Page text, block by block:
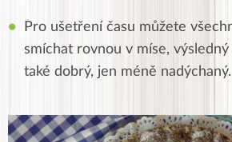
Pro ušetření času můžete
smíchat rovnou v míse,
také dobrý, jen méně nadýchaný.